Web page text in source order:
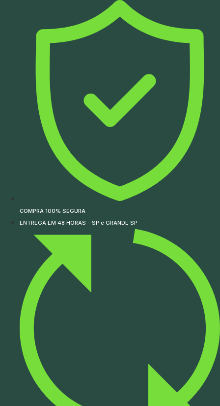
COMPRA 100% SEGURA
ENTREGA EM 48 HORAS - SP e GRANDE SP